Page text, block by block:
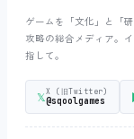
ゲームを「文化」と「
攻略の総合メディア。
指して。
𝕏 X (旧Twitter)
@sqoolgames